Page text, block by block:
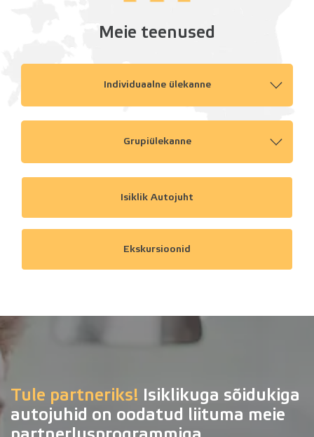
Meie teenused
Individuaalne ülekanne
Grupiülekanne
Isiklik Autojuht
Ekskursioonid
Tule partneriks! Isiklikuga sõidukiga
autojuhid on oodatud liituma meie